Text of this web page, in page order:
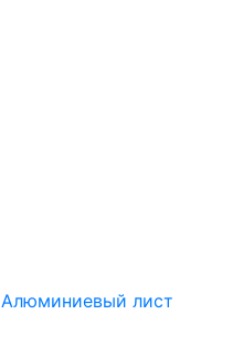
Алюминиевый лист